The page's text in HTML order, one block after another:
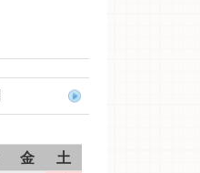
金
土